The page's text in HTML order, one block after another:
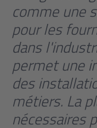
comme une
pour les
dans
permet une
des
métiers. La
nécessaires